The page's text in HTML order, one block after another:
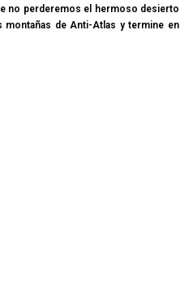
no perderemos el hermoso desierto
montañas de Anti-Atlas y termine en